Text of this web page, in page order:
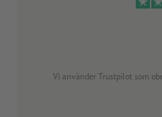
Vi använder Trustpilot som